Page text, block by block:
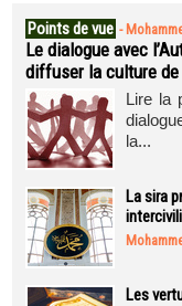
Points de vue -
Le dialogue avec
diffuser la culture
Lire la
la...
La sira
Les